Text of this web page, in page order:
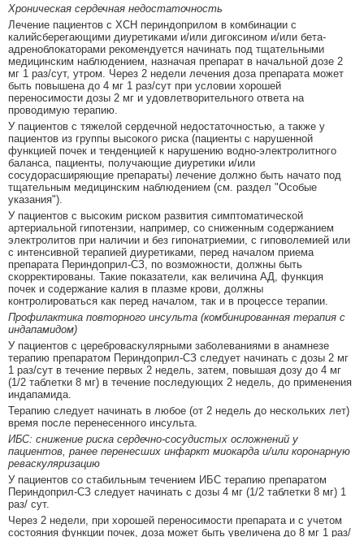
Хроническая сердечная недостаточность
Лечение пациентов с ХСН периндоприлом в комбинации с
калийсберегающими диуретиками и/или дигоксином и/или бета-
адреноблокаторами рекомендуется начинать под тщательными
медицинским наблюдением, назначая препарат в начальной дозе 2
мг 1 раз/сут, утром. Через 2 недели лечения доза препарата может
быть повышена до 4 мг 1 раз/сут при условии хорошей
переносимости дозы 2 мг и удовлетворительного ответа на
проводимую терапию.
У пациентов с тяжелой сердечной недостаточностью, а также у
пациентов из группы высокого риска (пациенты с нарушенной
функцией почек и тенденцией к нарушению водно-электролитного
баланса, пациенты, получающие диуретики и/или
сосудорасширяющие препараты) лечение должно быть начато под
тщательным медицинским наблюдением (см. раздел "Особые
указания").
У пациентов с высоким риском развития симптоматической
артериальной гипотензии, например, со сниженным содержанием
электролитов при наличии и без гипонатриемии, с гиповолемией или
с интенсивной терапией диуретиками, перед началом приема
препарата Периндоприл-СЗ, по возможности, должны быть
скорректированы. Такие показатели, как величина АД, функция
почек и содержание калия в плазме крови, должны
контролироваться как перед началом, так и в процессе терапии.
Профилактика повторного инсульта (комбинированная терапия с
индапамидом)
У пациентов с цереброваскулярными заболеваниями в анамнезе
терапию препаратом Периндоприл-СЗ следует начинать с дозы 2 мг
1 раз/сут в течение первых 2 недель, затем, повышая дозу до 4 мг
(1/2 таблетки 8 мг) в течение последующих 2 недель, до применения
индапамида.
Терапию следует начинать в любое (от 2 недель до нескольких лет)
время после перенесенного инсульта.
ИБС: снижение риска сердечно-сосудистых осложнений у
пациентов, ранее перенесших инфаркт миокарда и/или коронарную
реваскуляризацию
У пациентов со стабильным течением ИБС терапию препаратом
Периндоприл-СЗ следует начинать с дозы 4 мг (1/2 таблетки 8 мг) 1
раз/ сут.
Через 2 недели, при хорошей переносимости препарата и с учетом
состояния функции почек, доза может быть увеличена до 8 мг 1 раз/